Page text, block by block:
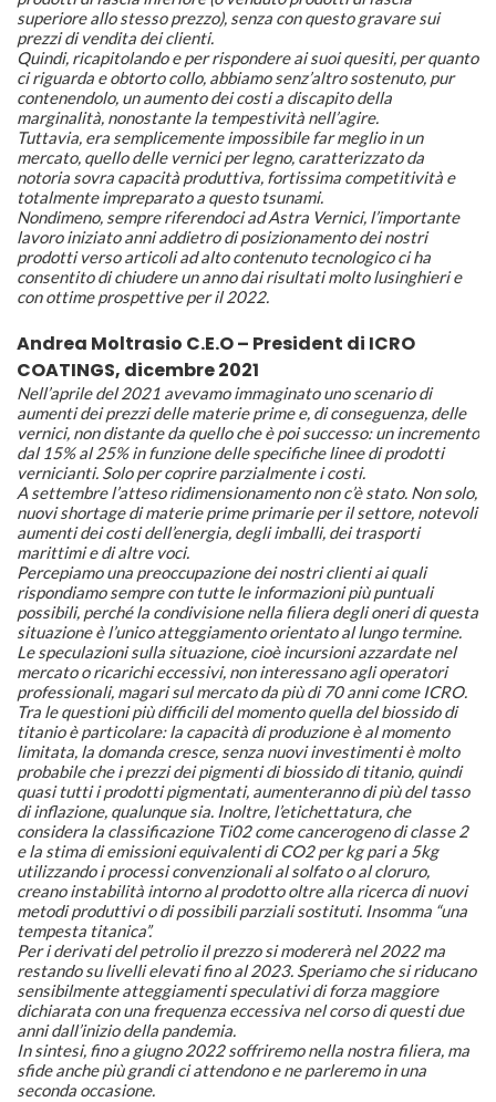
superiore allo stesso prezzo), senza con questo gravare sui
prezzi di vendita dei clienti.
Quindi, ricapitolando e per rispondere ai suoi quesiti, per quanto
ci riguarda e obtorto collo, abbiamo senz’altro sostenuto, pur
contenendolo, un aumento dei costi a discapito della
marginalità, nonostante la tempestività nell’agire.
Tuttavia, era semplicemente impossibile far meglio in un
mercato, quello delle vernici per legno, caratterizzato da
notoria sovra capacità produttiva, fortissima competitività e
totalmente impreparato a questo tsunami.
Nondimeno, sempre riferendoci ad Astra Vernici, l’importante
lavoro iniziato anni addietro di posizionamento dei nostri
prodotti verso articoli ad alto contenuto tecnologico ci ha
consentito di chiudere un anno dai risultati molto lusinghieri e
con ottime prospettive per il 2022.
Andrea Moltrasio C.E.O – President di ICRO
COATINGS, dicembre 2021
Nell’aprile del 2021 avevamo immaginato uno scenario di
aumenti dei prezzi delle materie prime e, di conseguenza, delle
vernici, non distante da quello che è poi successo: un incremento
dal 15% al 25% in funzione delle specifiche linee di prodotti
vernicianti. Solo per coprire parzialmente i costi.
A settembre l’atteso ridimensionamento non c’è stato. Non solo,
nuovi shortage di materie prime primarie per il settore, notevoli
aumenti dei costi dell’energia, degli imballi, dei trasporti
marittimi e di altre voci.
Percepiamo una preoccupazione dei nostri clienti ai quali
rispondiamo sempre con tutte le informazioni più puntuali
possibili, perché la condivisione nella filiera degli oneri di questa
situazione è l’unico atteggiamento orientato al lungo termine.
Le speculazioni sulla situazione, cioè incursioni azzardate nel
mercato o ricarichi eccessivi, non interessano agli operatori
professionali, magari sul mercato da più di 70 anni come ICRO.
Tra le questioni più difficili del momento quella del biossido di
titanio è particolare: la capacità di produzione è al momento
limitata, la domanda cresce, senza nuovi investimenti è molto
probabile che i prezzi dei pigmenti di biossido di titanio, quindi
quasi tutti i prodotti pigmentati, aumenteranno di più del tasso
di inflazione, qualunque sia. Inoltre, l’etichettatura, che
considera la classificazione Ti02 come cancerogeno di classe 2
e la stima di emissioni equivalenti di CO2 per kg pari a 5kg
utilizzando i processi convenzionali al solfato o al cloruro,
creano instabilità intorno al prodotto oltre alla ricerca di nuovi
metodi produttivi o di possibili parziali sostituti. Insomma “una
tempesta titanica”.
Per i derivati del petrolio il prezzo si modererà nel 2022 ma
restando su livelli elevati fino al 2023. Speriamo che si riducano
sensibilmente atteggiamenti speculativi di forza maggiore
dichiarata con una frequenza eccessiva nel corso di questi due
anni dall’inizio della pandemia.
In sintesi, fino a giugno 2022 soffriremo nella nostra filiera, ma
sfide anche più grandi ci attendono e ne parleremo in una
seconda occasione.